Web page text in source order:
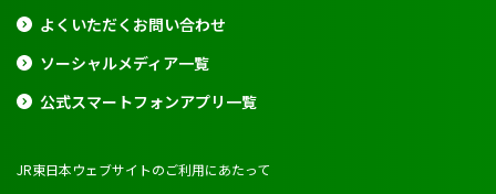
よくいただくお問い合わせ
ソーシャルメディア一覧
公式スマートフォンアプリ一覧
JR東日本ウェブサイトのご利用にあたって